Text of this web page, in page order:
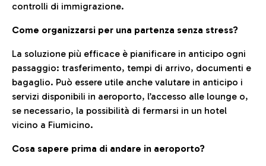
controlli di immigrazione.
Come organizzarsi per una partenza senza stress?
La soluzione più efficace è pianificare in anticipo ogni
passaggio: trasferimento, tempi di arrivo, documenti e
bagaglio. Può essere utile anche valutare in anticipo i
servizi disponibili in aeroporto, l’accesso alle lounge o,
se necessario, la possibilità di fermarsi in un hotel
vicino a Fiumicino.
Cosa sapere prima di andare in aeroporto?